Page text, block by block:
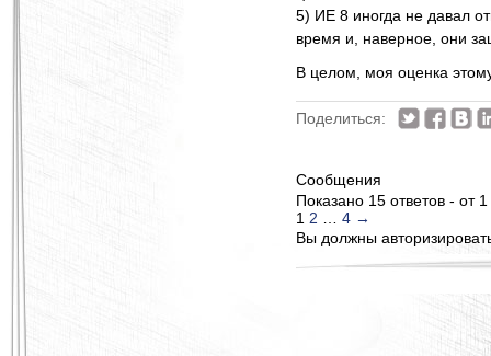
5) ИЕ 8 иногда не давал
время и, наверное, они
В целом, моя оценка
Поделиться:
Сообщения
Показано 15 ответов - от
1 2 4 →
Вы должны